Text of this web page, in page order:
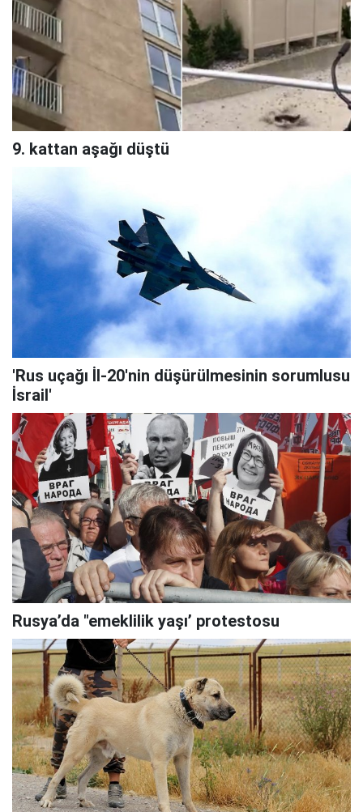
9. kattan aşağı düştü
'Rus uçağı İl-20'nin düşürülmesinin sorumlusu
İsrail'
Rusya’da "emeklilik yaşı’ protestosu